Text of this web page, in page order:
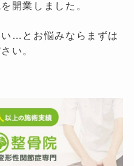
開業しました。
…とお悩みならまずは
い。